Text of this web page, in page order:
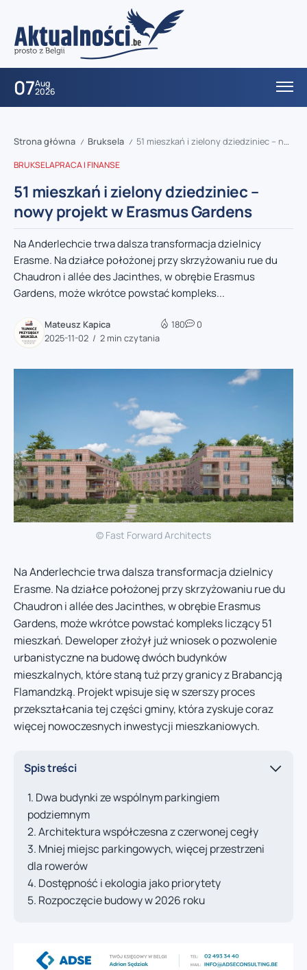
07Aug
2026
Strona główna / Bruksela / 51 mieszkań i zielony dziedziniec – nowy projekt w Erasmus Gardens
BRUKSELAPRACA I FINANSE
51 mieszkań i zielony dziedziniec –
nowy projekt w Erasmus Gardens
Na Anderlechcie trwa dalsza transformacja dzielnicy
Erasme. Na działce położonej przy skrzyżowaniu rue du
Chaudron i allée des Jacinthes, w obrębie Erasmus
Gardens, może wkrótce powstać kompleks...
Mateusz Kapica
2025-11-02
2 min czytania
180 0
© Fast Forward Architects
Na Anderlechcie trwa dalsza transformacja dzielnicy
Erasme. Na działce położonej przy skrzyżowaniu rue du
Chaudron i allée des Jacinthes, w obrębie Erasmus
Gardens, może wkrótce powstać kompleks liczący 51
mieszkań. Deweloper złożył już wniosek o pozwolenie
urbanistyczne na budowę dwóch budynków
mieszkalnych, które staną tuż przy granicy z Brabancją
Flamandzką. Projekt wpisuje się w szerszy proces
przekształcania tej części gminy, która zyskuje coraz
więcej nowoczesnych inwestycji mieszkaniowych.
Spis treści
Dwa budynki ze wspólnym parkingiem
podziemnym
Architektura współczesna z czerwonej cegły
Mniej miejsc parkingowych, więcej przestrzeni
dla rowerów
Dostępność i ekologia jako priorytety
Rozpoczęcie budowy w 2026 roku